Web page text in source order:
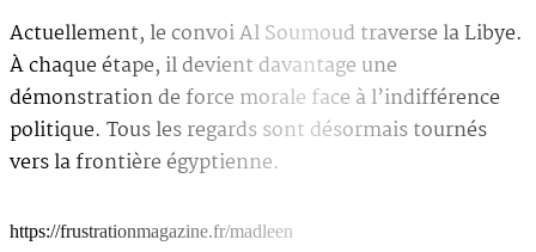
Actuellement, le convoi Al Soumoud traverse la Libye.
À chaque étape, il devient davantage une
démonstration de force morale face à l’indifférence
politique. Tous les regards sont désormais tournés
vers la frontière égyptienne.
https://frustrationmagazine.fr/madleen